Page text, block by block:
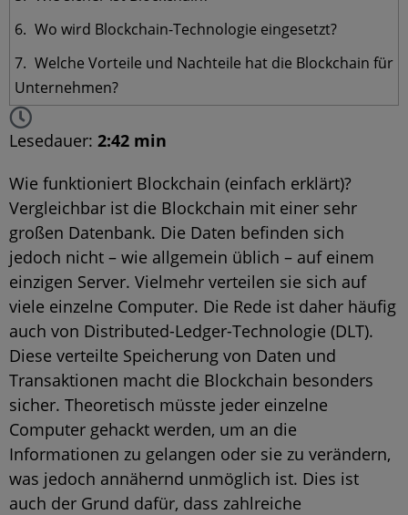
Wo wird Blockchain-Technologie eingesetzt?
Welche Vorteile und Nachteile hat die Blockchain für
Unternehmen?
Lesedauer: 2:42 min
Wie funktioniert Blockchain (einfach erklärt)?
Vergleichbar ist die Blockchain mit einer sehr
großen Datenbank. Die Daten befinden sich
jedoch nicht – wie allgemein üblich – auf einem
einzigen Server. Vielmehr verteilen sie sich auf
viele einzelne Computer. Die Rede ist daher häufig
auch von Distributed-Ledger-Technologie (DLT).
Diese verteilte Speicherung von Daten und
Transaktionen macht die Blockchain besonders
sicher. Theoretisch müsste jeder einzelne
Computer gehackt werden, um an die
Informationen zu gelangen oder sie zu verändern,
was jedoch annähernd unmöglich ist. Dies ist
auch der Grund dafür, dass zahlreiche